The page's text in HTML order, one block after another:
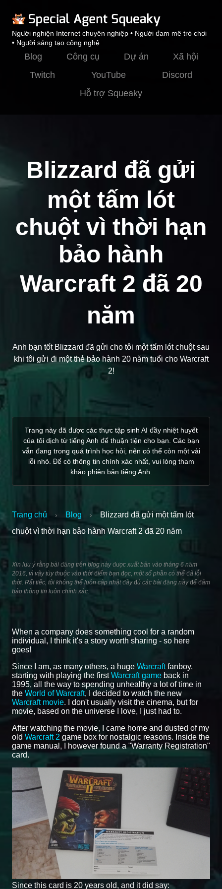
Người nghiện Internet chuyên nghiệp • Người đam mê trò chơi
• Người sáng tạo công nghệ
Blog Công cụ Dự án
Xã hội
Twitch
YouTube
Discord
Hỗ trợ Squeaky
Blizzard đã gửi
một tấm lót
chuột vì thời hạn
bảo hành
Warcraft 2 đã 20
năm
Anh bạn tốt Blizzard đã gửi cho tôi một tấm lót chuột sau
khi tôi gửi đi một thẻ bảo hành 20 năm tuổi cho Warcraft
2!
Trang này đã được các thực tập sinh AI đầy nhiệt huyết
của tôi dịch từ tiếng Anh để thuận tiện cho bạn. Các bạn
vẫn đang trong quá trình học hỏi, nên có thể còn một vài
lỗi nhỏ. Để có thông tin chính xác nhất, vui lòng tham
khảo phiên bản tiếng Anh.
Trang chủ › Blog ›
Blizzard đã gửi một tấm lót
chuột vì thời hạn bảo hành Warcraft 2 đã 20 năm
Xin lưu ý rằng bài đăng trên blog này được xuất bản vào tháng 6 năm
2016, vì vậy tùy thuộc vào thời điểm bạn đọc, một số phần có thể đã lỗi
thời. Rất tiếc, tôi không thể luôn cập nhật đầy đủ các bài đăng này để đảm
bảo thông tin luôn chính xác.
When a company does something cool for a random
individual, I think it's a story worth sharing - so here
goes!
Since I am, as many others, a huge Warcraftfanboy,
starting with playing the firstWarcraft game back in
1995, all the way to spending unhealthy a lot of time in
the World of Warcraft, I decided to watch the new
Warcraft movie. I don't usually visit the cinema, but for
movie, based on the universe I love, I just had to.
After watching the movie, I came home and dusted of my
old Warcraft 2 game box for nostalgic reasons. Inside the
game manual, I however found a "Warranty Registration"
card.
Since this card is 20 years old, and it did say: